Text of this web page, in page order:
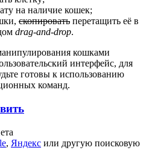
на наличие кошек;
скопировать перетащить её в
drag-and-drop.
кошками
интерфейс, для
готовы к использованию
команд.
, Яндекс или другую поисковую